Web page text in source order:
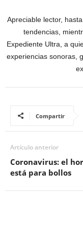
Apreciable lector,
tendencias,
Expediente Ultra, a
experiencias sonoras,
Compartir
Artículo anterior
Coronavirus: el
está para bollos